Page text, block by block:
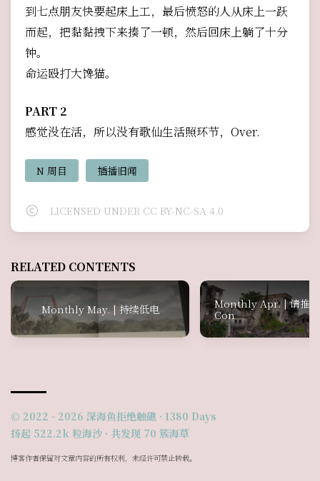
到七点朋友快要起床上工，最后愤怒的人从床上一跃
而起，把黏黏拽下来揍了一顿，然后回床上躺了十分
钟。
命运殴打大馋猫。
PART 2
感觉没在活，所以没有歌仙生活照环节，Over.
N 周目 插播旧闻
LICENSED UNDER CC BY-NC-SA 4.0
RELATED CONTENTS
Monthly May. | 持续低电
Monthly Apr. | 请推
Con
© 2022 - 2026 深海鱼拒绝触礁 · 1380 Days
扬起 522.2k 粒海沙 · 共发现 70 簇海草
博客作者保留对文章内容的所有权利，未经许可禁止转载。